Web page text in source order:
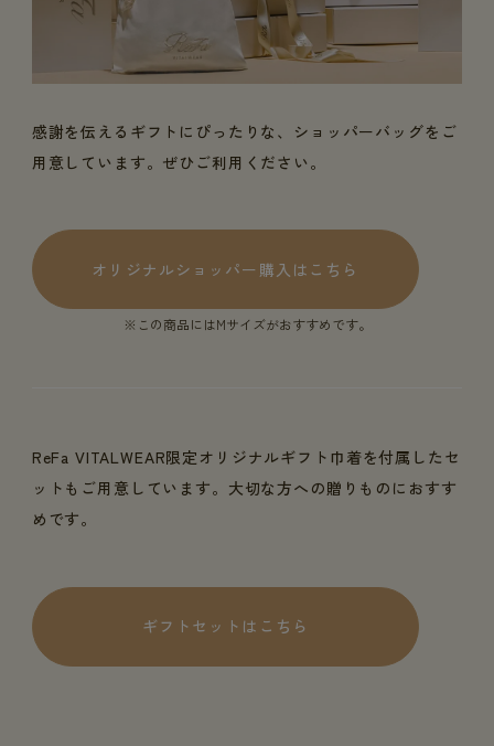
感謝を伝えるギフトにぴったりな、ショッパーバッグをご
用意しています。ぜひご利用ください。
オリジナルショッパー購入はこちら
※この商品にはMサイズがおすすめです。
ReFa VITALWEAR限定オリジナルギフト巾着を付属したセ
ットもご用意しています。大切な方への贈りものにおすす
めです。
ギフトセットはこちら